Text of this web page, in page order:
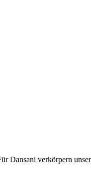
Dansani verkörpern